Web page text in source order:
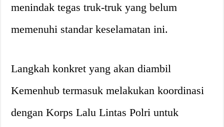
menindak tegas truk-truk yang belum
memenuhi standar keselamatan ini.
Langkah konkret yang akan diambil
Kemenhub termasuk melakukan koordinasi
dengan Korps Lalu Lintas Polri untuk